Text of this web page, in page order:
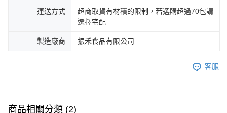
運送方式
超商取貨有材積的限制，若選購超過70包請
選擇宅配
製造廠商 振禾食品有限公司
客服
商品相關分類 (2)